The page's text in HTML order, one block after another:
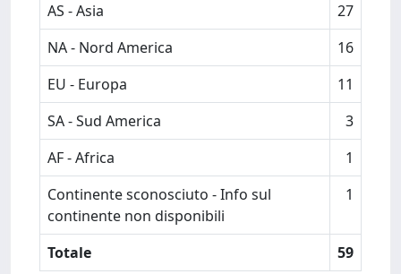
AS - Asia
27
NA - Nord America
16
EU - Europa
11
SA - Sud America
3
AF - Africa
1
Continente sconosciuto - Info sul
continente non disponibili
1
Totale 59